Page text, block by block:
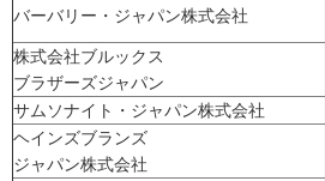
バーバリー・ジャパン株式会社
株式会社ブルックス
ブラザーズジャパン
サムソナイト・ジャパン株式会社
ヘインズブランズ
ジャパン株式会社